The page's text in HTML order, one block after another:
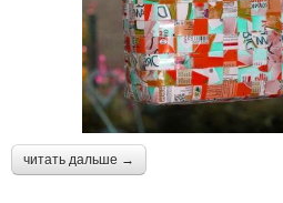
читать дальше →